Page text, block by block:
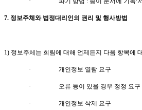
7. 정보주체와 법정대리인의 권리 및 행사방법
1) 정보주체는 희림에 대해 언제든지 다음 항목에
· 개인정보 열람 요구
· 오류 등이 있을 경우 정정 요구
· 개인정보 삭제 요구